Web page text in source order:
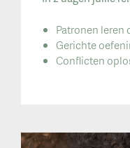
Patronen leren
Gerichte
Conflicten